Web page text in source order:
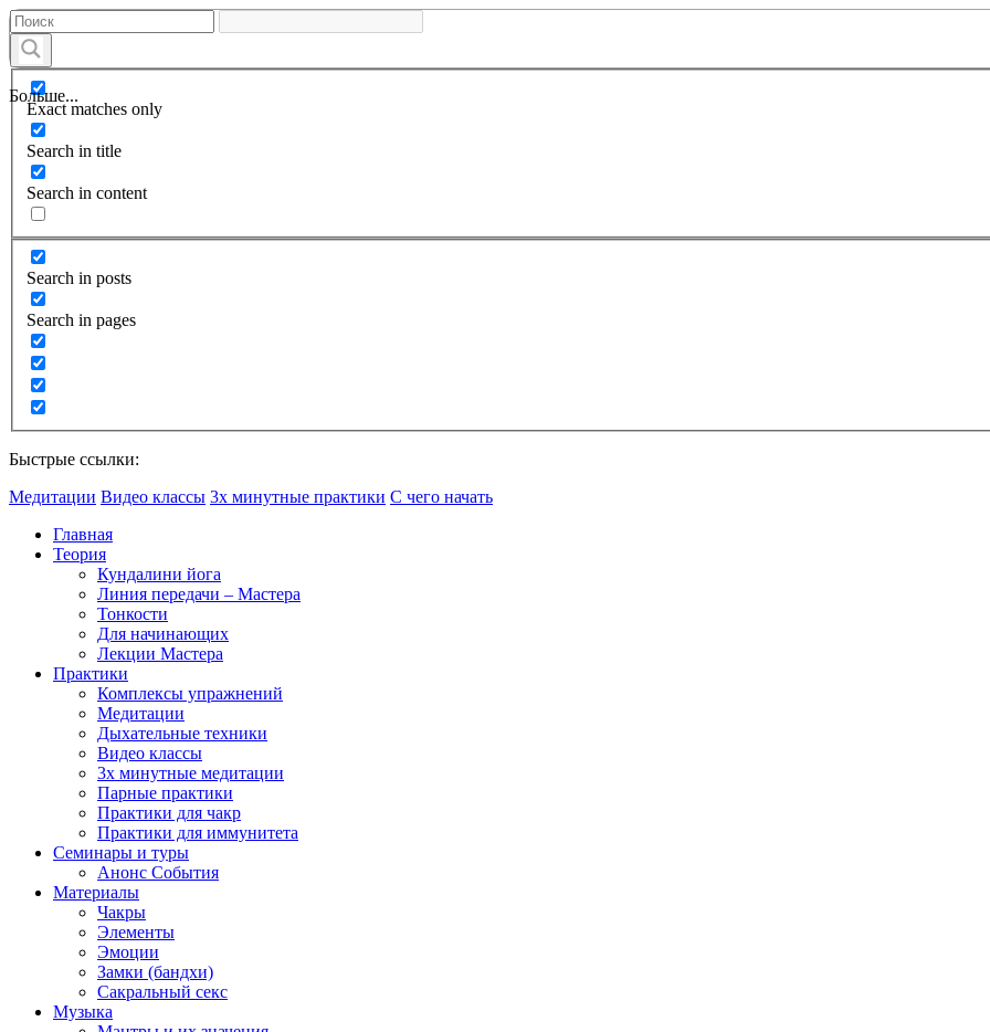
Больше...
Exact matches only
Search in title
Search in content
Search in posts
Search in pages
Быстрые ссылки:
Медитации Видео классы 3х минутные практики С чего начать
Главная
Теория
Кундалини йога
Линия передачи – Мастера
Тонкости
Для начинающих
Лекции Мастера
Практики
Комплексы упражнений
Медитации
Дыхательные техники
Видео классы
3х минутные медитации
Парные практики
Практики для чакр
Практики для иммунитета
Семинары и туры
Анонс События
Материалы
Чакры
Элементы
Эмоции
Замки (бандхи)
Сакральный секс
Музыка